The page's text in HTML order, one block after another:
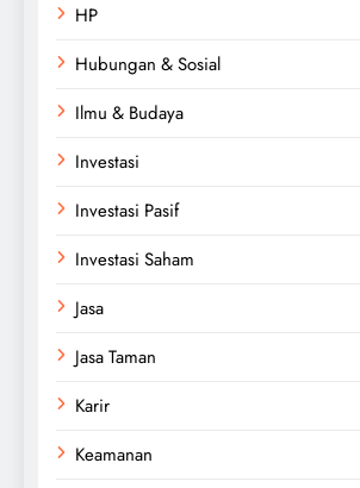
HP
Hubungan & Sosial
Ilmu & Budaya
Investasi
Investasi Pasif
Investasi Saham
Jasa
Jasa Taman
Karir
Keamanan